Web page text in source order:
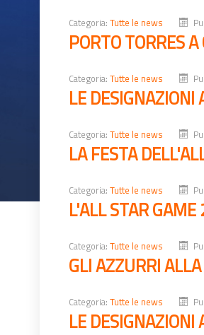
Categoria: Tutte le news
PORTO TORRES
Categoria: Tutte le news
LE
Categoria: Tutte le news
LA FESTA
Categoria: Tutte le news
L'ALL STAR
Categoria: Tutte le news
GLI AZZURRI
Categoria: Tutte le news
LE